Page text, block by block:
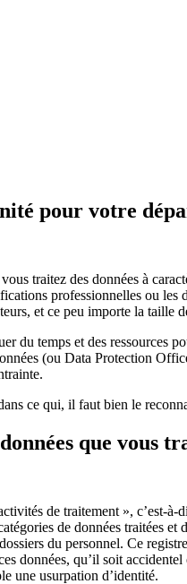
pour votre
traitez des données à
professionnelles ou
et ce peu importe la taille
du temps et des ressources
(ou Data Protection
ce qui, il faut bien le
que vous
de traitement », c’est-
de données traitées
du personnel. Ce
données, qu’il soit
une usurpation d’identité.